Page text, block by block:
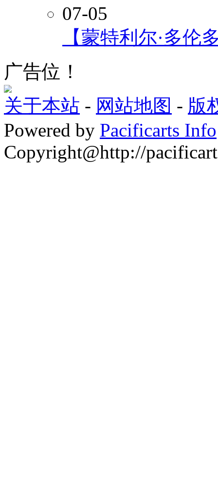
07-05
【蒙特利尔·多伦
广告位！
关于本站 - 网站地图 - 版
Powered by Pacificarts Info
Copyright@http://